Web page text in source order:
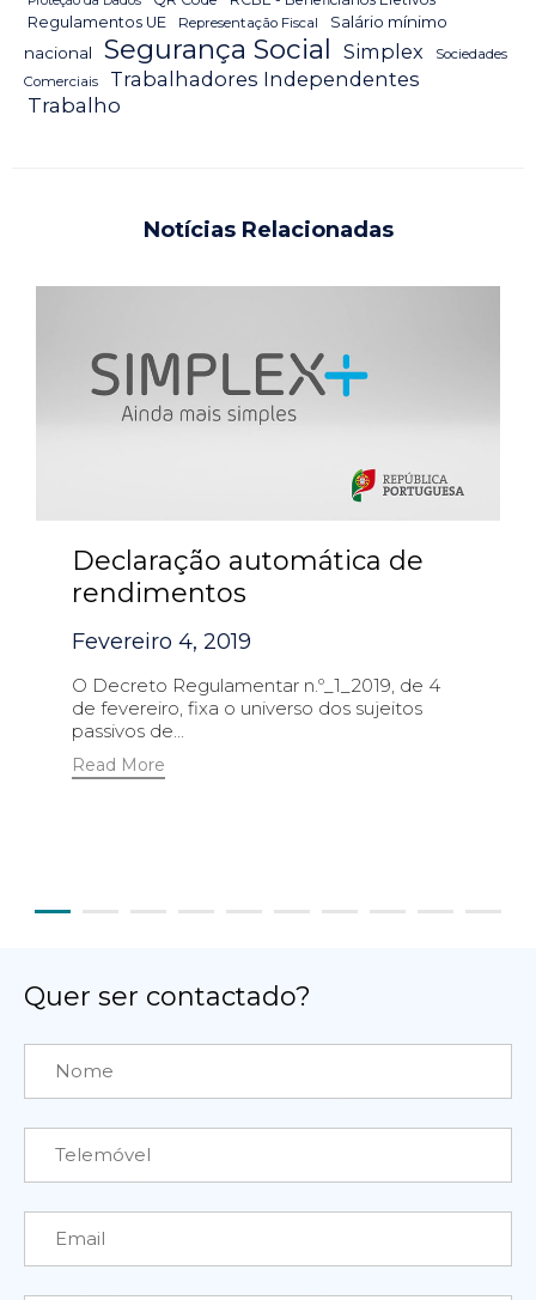
Regulamentos UE
Representação Fiscal
Salário mínimo
nacional
Segurança Social Simplex
Sociedades
Comerciais
Trabalhadores Independentes
Trabalho
Notícias Relacionadas
Declaração automática de
rendimentos
Fevereiro 4, 2019
O Decreto Regulamentar n.º_1_2019, de 4
de fevereiro, fixa o universo dos sujeitos
passivos de...
Read More
Quer ser contactado?